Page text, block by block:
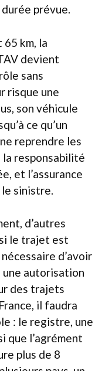
prévue.
km, la
devient
sans
risque une
son véhicule
ce qu’un
reprendre les
la responsabilité
et l’assurance
sinistre.
d’autres
le trajet est
d’avoir
autorisation
des trajets
il faudra
: le registre, une
que l’agrément
plus de 8